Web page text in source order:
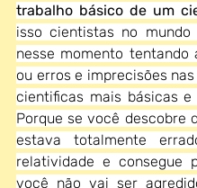
trabalho básico de um
isso cientistas no mundo
nesse momento tentando
ou erros e imprecisões
cientificas mais básicas e
Porque se você descobre
estava totalmente
relatividade e consegue
você não vai ser